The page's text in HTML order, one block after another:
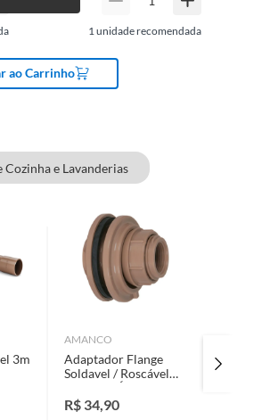
1 unidade recomendada
ao Carrinho
Cozinha e Lavanderias
3m
AMANCO
Adaptador Flange
Soldavel / Roscável
Caixa De Água
marrom 32mmx1/2
R$ 34,90